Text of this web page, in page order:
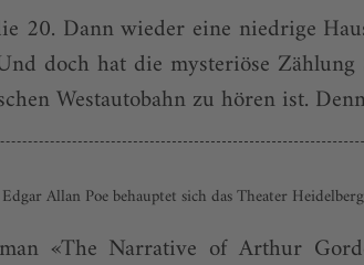
20. Dann wieder eine niedrige
doch hat die mysteriöse
Westautobahn zu hören ist.
Allan Poe behauptet sich das Theater
«The Narrative of Arthur